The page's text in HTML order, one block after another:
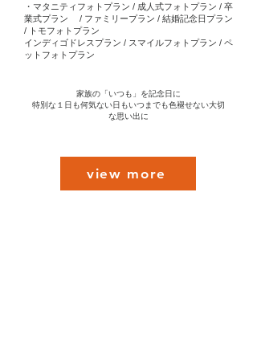
・マタニティフォトプラン / 成人式フォトプラン / 卒
業式プラン / ファミリープラン / 結婚記念日プラン
/ トモフォトプラン
インディゴドレスプラン / スマイルフォトプラン / ペ
ットフォトプラン
家族の「いつも」を記念日に
​特別な１日も何気ない日もいつまでも色褪せない大切
な思い出に
view more